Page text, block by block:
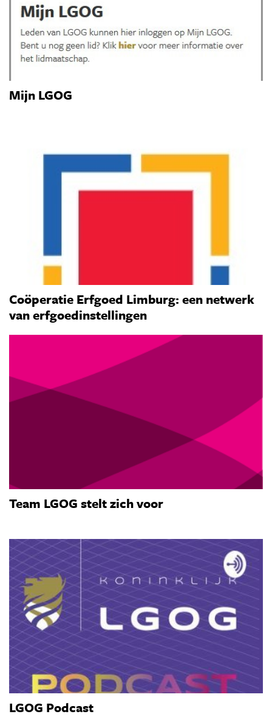
Mijn LGOG
Coöperatie Erfgoed Limburg: een netwerk
van erfgoedinstellingen
Team LGOG stelt zich voor
LGOG Podcast